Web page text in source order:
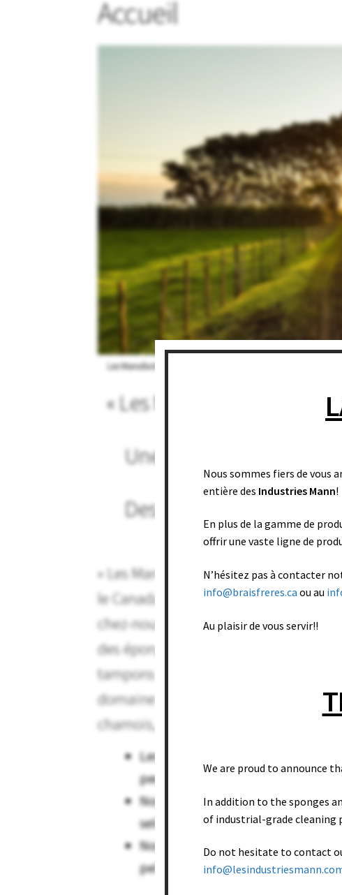
Accueil
Les Manufacturiers Brais et Frères éponges sponge Scouring
« Les Manufacturiers Brais
Une solide réputation
dévoué de vrais
Des produits fabriqués
« Les Manufacturiers Brais & Frères
le Canada et les Etats-Unis pour sa
chez-nous avec des matériaux de
des éponges (cellulose, polyuréthane
tampons abrasifs (mince ou épais)
domaine des accessoires
chamois, éponges à démoustiquer,
Les Manufacturiers Brais et
peuvent être faits sous étiquette
Nous fabriquons également une
selon les besoins spécifiques de
Nous avons aussi un département
pellicule rétractable (shrink
Nous sommes fiers de vous
entière des Industries Mann!
En plus de la gamme de
offrir une vaste ligne de
N’hésitez pas à contacter
info@braisfreres.ca ou au
Au plaisir de vous servir!!
We are proud to announce
In addition to the sponges
of industrial-grade cleaning
Do not hesitate to contact